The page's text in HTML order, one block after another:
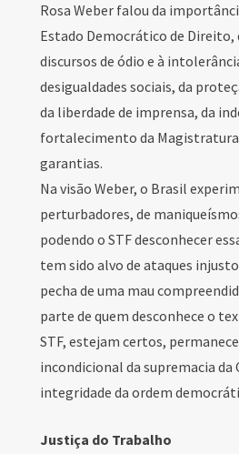
Rosa Weber falou da
Estado Democrático de Direito,
discursos de ódio e à
desigualdades sociais, da
da liberdade de imprensa, da
fortalecimento da
garantias.
Na visão Weber, o Brasil
perturbadores, de
podendo o STF desconhecer
tem sido alvo de ataques
pecha de uma mau
parte de quem desconhece o
STF, estejam certos,
incondicional da supremacia da
integridade da ordem
Justiça do Trabalho